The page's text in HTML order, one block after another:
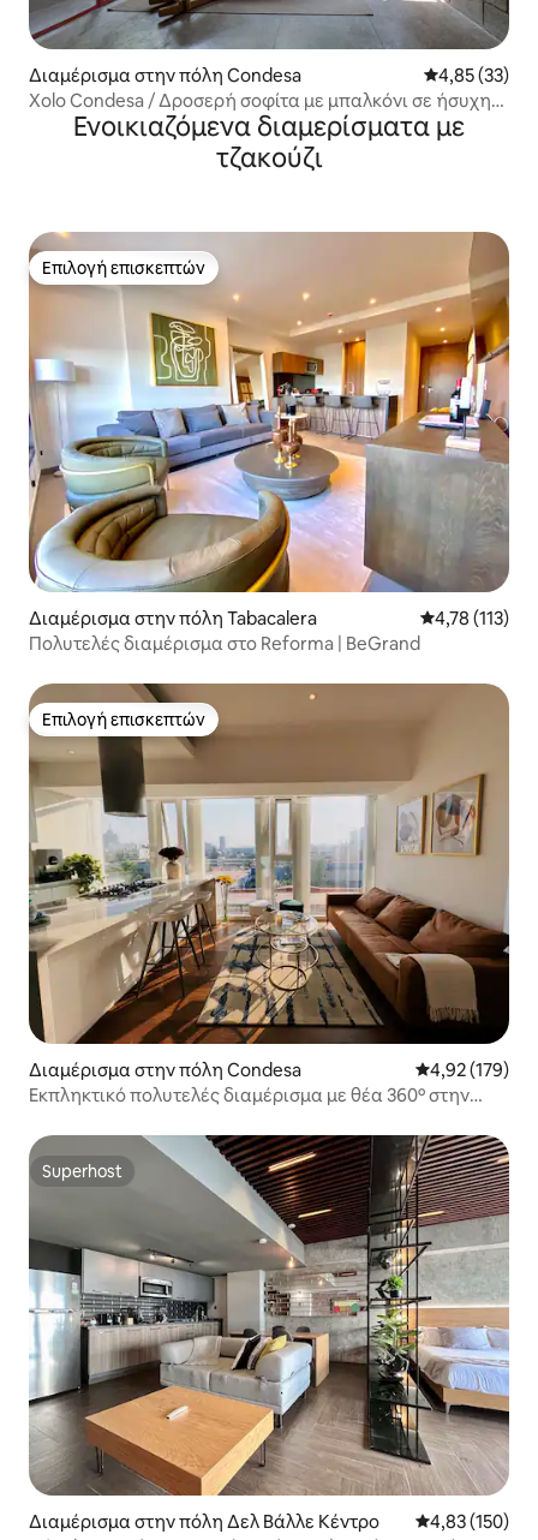
Διαμέρισμα στην πόλη Condesa Μέση
4,85 (33)
Xolo Condesa / Δροσερή σοφίτα με μπαλκόνι σε ήσυχη
περιοχήΕνοικιαζόμενα διαμερίσματα με
τζακούζι
Επιλογή επισκεπτών
Επιλογή επισκεπτών
Διαμέρισμα στην πόλη Tabacalera Μέση
4,78 (113)
Πολυτελές διαμέρισμα στο Reforma | BeGrand
Επιλογή επισκεπτών
Επιλογή επισκεπτών
Διαμέρισμα στην πόλη Condesa Μέση
4,92 (179)
Εκπληκτικό πολυτελές διαμέρισμα με θέα 360º στην
Superhost
Superhost
Διαμέρισμα στην πόλη Δελ Βάλλε Κέντρο Μέση
4,83 (150)